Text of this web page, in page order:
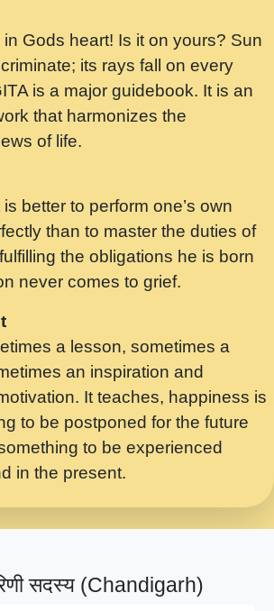
बनन न आय, रठ हर क मनन न आय
shastri ji maharaj.mp3
मंत्र जाप - गीता प्रेरणा -Swami
Ji Maharaj.mp3
परम वल कगन Special Shyam
अपरध लडडल शर रध.... Shri
shastri ji maharaj.mp3
का ध्यान लगा - भजन भाव - 2018 -
Swami Gyananand Ji
तलब ह नकज कमर Yahi Hasraten
Pravah #bhajan.mp3
ल क ज न लग Sadhvi Purnima Ji
नगर दलल #बसर.mp3
पयर ह दख भ मझ पयर ह!छड म कस दत
2021 - तर अखय ह जद भर बहर ज म
भजन - जय जय शयम जय जय शयम
Gods heart! Is it on yours? Sun
its rays fall on every
is a major guidebook. It is an
that harmonizes the
of life.
better to perform one’s own
than to master the duties of
the obligations he is born
never comes to grief.
a lesson, sometimes a
an inspiration and
It teaches, happiness is
to be postponed for the future
to be experienced
in the present.
सदस्य (Chandigarh)